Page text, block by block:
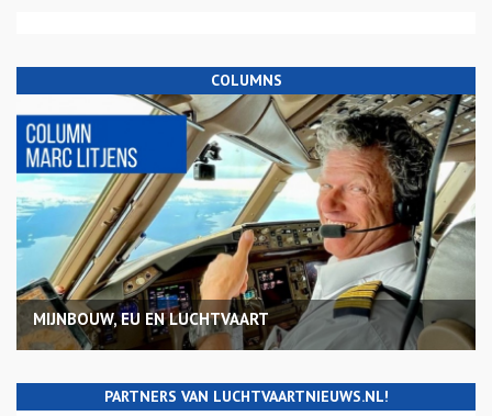
COLUMNS
MIJNBOUW, EU EN LUCHTVAART
PARTNERS VAN LUCHTVAARTNIEUWS.NL!